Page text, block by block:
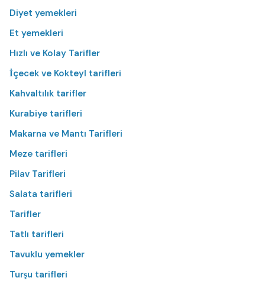
Diyet yemekleri
Et yemekleri
Hızlı ve Kolay Tarifler
İçecek ve Kokteyl tarifleri
Kahvaltılık tarifler
Kurabiye tarifleri
Makarna ve Mantı Tarifleri
Meze tarifleri
Pilav Tarifleri
Salata tarifleri
Tarifler
Tatlı tarifleri
Tavuklu yemekler
Turşu tarifleri